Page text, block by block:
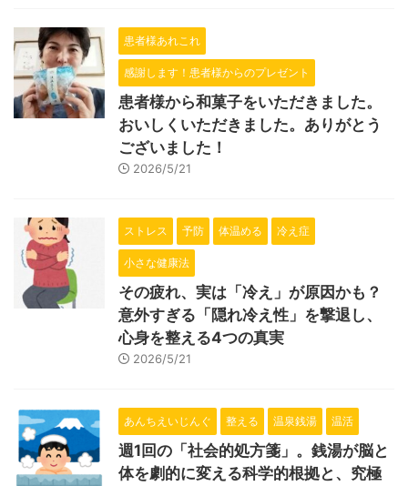
患者様あれこれ
感謝します！患者様からのプレゼント
患者様から和菓子をいただきました。
おいしくいただきました。ありがとう
ございました！
2026/5/21
ストレス 予防 体温める 冷え症
小さな健康法
その疲れ、実は「冷え」が原因かも？
意外すぎる「隠れ冷え性」を撃退し、
心身を整える4つの真実
2026/5/21
あんちえいじんぐ 整える 温泉銭湯 温活
週1回の「社会的処方箋」。銭湯が脳と
体を劇的に変える科学的根拠と、究極